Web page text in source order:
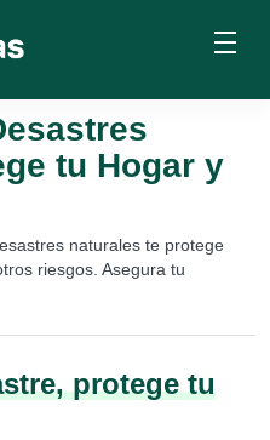
tu Hogar y
naturales te protege
riesgos. Asegura tu
protege tu